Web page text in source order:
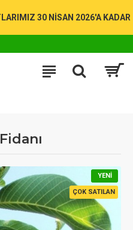
30 NİSAN 2026'A KADAR
YENI
ÇOK SATILAN